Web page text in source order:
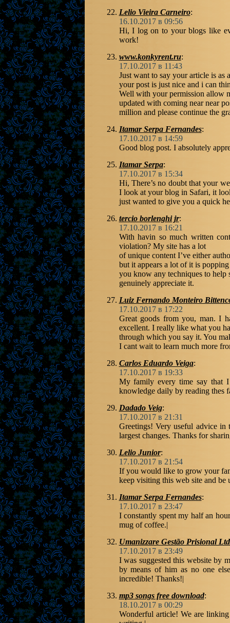
Lelio Vieira Carneiro:
16.10.2017 в 09:56
Hi, I log on to your blogs like
work!
www.konkyrent.ru:
17.10.2017 в 11:43
Just want to say your article is as
your post is just nice and i can
Well with your permission allow
updated with coming near near
million and please continue the
Itamar Serpa Fernandes:
17.10.2017 в 14:59
Good blog post. I absolutely
Itamar Serpa:
17.10.2017 в 15:34
Hi, There’s no doubt that your
I look at your blog in Safari, it
just wanted to give you a quick
tercio borlenghi jr:
17.10.2017 в 16:21
With havin so much written
violation? My site has a lot
of unique content I’ve either
but it appears a lot of it is
you know any techniques to help
genuinely appreciate it.
Luiz Fernando Monteiro
17.10.2017 в 17:22
Great goods from you, man. I
excellent. I really like what you
through which you say it. You
I cant wait to learn much more
Carlos Eduardo Veiga:
17.10.2017 в 19:33
My family every time say that
knowledge daily by reading thes
Dadado Veig:
17.10.2017 в 21:31
Greetings! Very useful advice
largest changes. Thanks for
Lelio Junior:
17.10.2017 в 21:54
If you would like to grow your
keep visiting this web site and be
Itamar Serpa Fernandes:
17.10.2017 в 23:47
I constantly spent my half an
mug of coffee.|
Umanizzare Gestão Prisional
17.10.2017 в 23:49
I was suggested this website by
by means of him as no one
incredible! Thanks!|
mp3 songs free download:
18.10.2017 в 00:29
Wonderful article! We are